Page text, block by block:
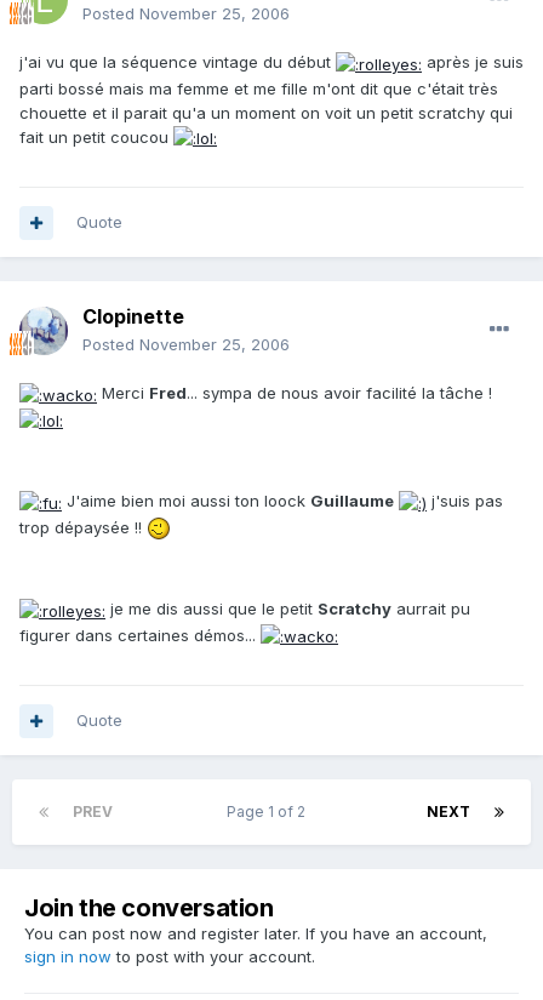
Posted November 25, 2006
j'ai vu que la séquence vintage du début
après je suis
parti bossé mais ma femme et me fille m'ont dit que c'était très
chouette et il parait qu'a un moment on voit un petit scratchy qui
fait un petit coucou
Quote
Clopinette
Posted November 25, 2006
Merci Fred... sympa de nous avoir facilité la tâche !
J'aime bien moi aussi ton loock Guillaume
j'suis pas
trop dépaysée !!
je me dis aussi que le petit Scratchy aurrait pu
figurer dans certaines démos...
Quote
PREV NEXT
Page 1 of 2
Join the conversation
You can post now and register later. If you have an account,
sign in now to post with your account.